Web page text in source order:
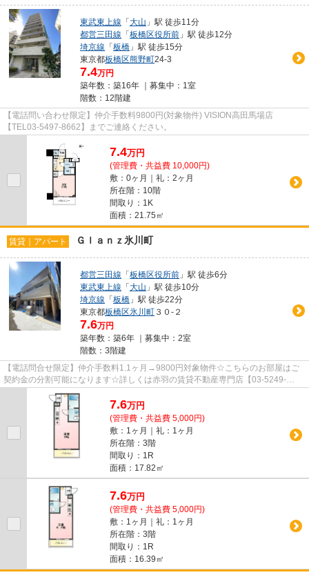
東武東上線 「大山 」駅 徒歩11分
都営三田線 「板橋区役所前 」駅 徒歩12分
埼京線 「板橋 」駅 徒歩15分
東京都板橋区熊野町24-3
7.4万円
築年数：築16年 ｜募集中： 1室
階数：12階建
【電話問い合わせ限定】仲介手数料9800円(対象物件) VISION高田馬場店
【TEL03-5497-8662】までご連絡ください。
7.4万円
(管理費・共益費 10,000円)
敷：0ヶ月｜礼：2ヶ月
所在階：10階
間取り：1K
面積：21.75㎡
賃貸｜アパート Ｇｌａｎｚ氷川町
都営三田線 「板橋区役所前 」駅 徒歩6分
東武東上線 「大山 」駅 徒歩10分
埼京線 「板橋 」駅 徒歩22分
東京都板橋区氷川町 ３０-２
7.6万円
築年数：築6年 ｜募集中： 2室
階数：3階建
【電話問合せ限定】仲介手数料1.1ヶ月→9800円対象物件☆こちらのお部屋はご
契約金の分割可能になります☆詳しくは赤羽の賃貸不動産専門店【03-5249-
4177】VISION赤羽店までご連絡下さい！！
7.6万円
(管理費・共益費 5,000円)
敷：1ヶ月｜礼：1ヶ月
所在階：3階
間取り：1R
面積：17.82㎡
7.6万円
(管理費・共益費 5,000円)
敷：1ヶ月｜礼：1ヶ月
所在階：3階
間取り：1R
面積：16.39㎡